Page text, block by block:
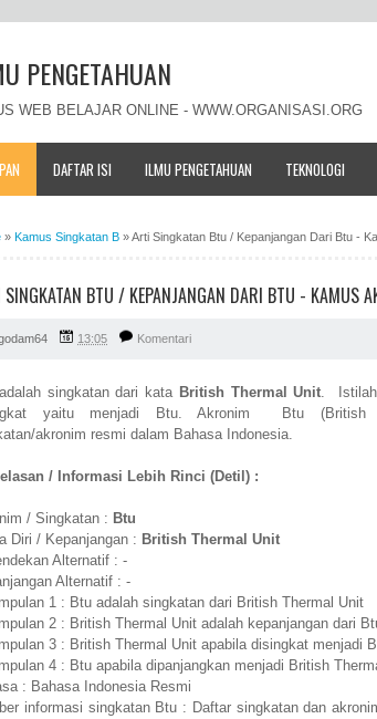
PENGETAHUAN
WEB BELAJAR ONLINE - WWW.ORGANISASI.ORG
DAFTAR ISI ILMU PENGETAHUAN TEKNOLOGI
» Kamus Singkatan B »Arti Singkatan Btu / Kepanjangan Dari Btu -
BTU / KEPANJANGAN DARI BTU - KAMUS
13:05 Komentari
adalah singkatan dari kata British Thermal Unit. Istilah
yaitu menjadi Btu. Akronim Btu (British
akronim resmi dalam Bahasa Indonesia.
/ Informasi Lebih Rinci (Detil) :
/ Singkatan : Btu
Diri / Kepanjangan : British Thermal Unit
Alternatif : -
Alternatif : -
1 : Btu adalah singkatan dari British Thermal Unit
2 : British Thermal Unit adalah kepanjangan dari
3 : British Thermal Unit apabila disingkat menjadi
4 : Btu apabila dipanjangkan menjadi British
: Bahasa Indonesia Resmi
informasi singkatan Btu : Daftar singkatan dan